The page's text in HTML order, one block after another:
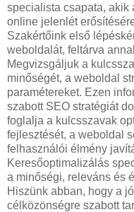
specialista csapata, akik
online jelenlét
Szakértőink első
weboldalát, feltárva
Megvizsgáljuk a
minőségét, a weboldal
paramétereket. Ezen
szabott SEO stratégiát
foglalja a kulcsszavak
fejlesztését, a weboldal
felhasználói élmény
Keresőoptimalizálás
a minőségi, releváns és
Hiszünk abban, hogy a
célközönségre szabott